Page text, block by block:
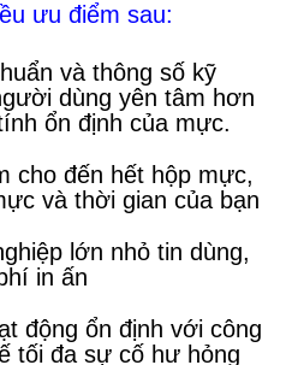
ưu điểm sau:
và thông số kỹ
dùng yên tâm hơn
ổn định của mực.
cho đến hết hộp mực,
và thời gian của bạn
lớn nhỏ tin dùng,
in ấn
động ổn định với công
tối đa sự cố hư hỏng